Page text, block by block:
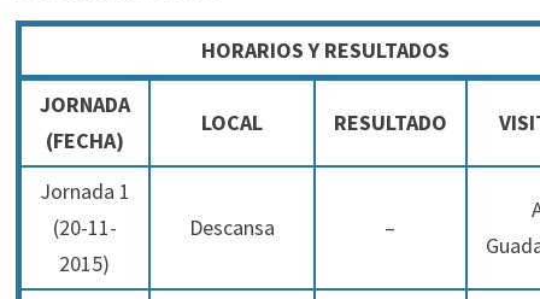
HORARIOS Y RESULTADOS
JORNADA
(FECHA)
LOCAL RESULTADO
Jornada 1
(20-11-
2015)
Descansa –